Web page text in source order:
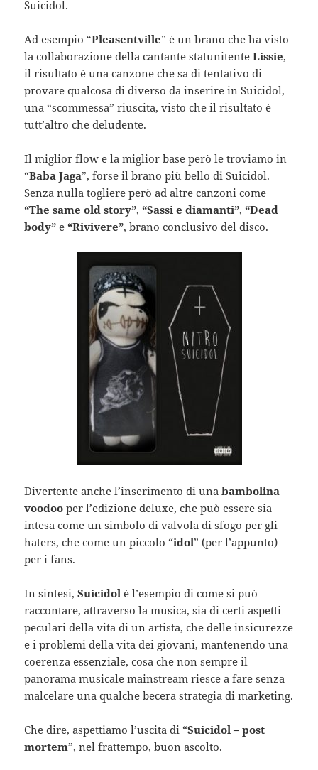
Suicidol.
Ad esempio “Pleasentville” è un brano che ha visto
la collaborazione della cantante statunitenteLissie,
il risultato è una canzone che sa di tentativo di
provare qualcosa di diverso da inserire in Suicidol,
una “scommessa” riuscita, visto che il risultato è
tutt’altro che deludente.
Il miglior flow e la miglior base però le troviamo in
“Baba Jaga”, forse il brano più bello di Suicidol.
Senza nulla togliere però ad altre canzoni come
“The same old story”, “Sassi e diamanti”, “Dead
body”e “Rivivere”, brano conclusivo del disco.
Divertente anche l’inserimento di unabambolina
voodoo per l’edizione deluxe, che può essere sia
intesa come un simbolo di valvola di sfogo per gli
haters, che come un piccolo “idol” (per l’appunto)
per i fans.
In sintesi,Suicidol è l’esempio di come si può
raccontare, attraverso la musica, sia di certi aspetti
peculari della vita di un artista, che delle insicurezze
e i problemi della vita dei giovani, mantenendo una
coerenza essenziale, cosa che non sempre il
panorama musicale mainstream riesce a fare senza
malcelare una qualche becera strategia di marketing.
Che dire, aspettiamo l’uscita di “Suicidol – post
mortem”, nel frattempo, buon ascolto.